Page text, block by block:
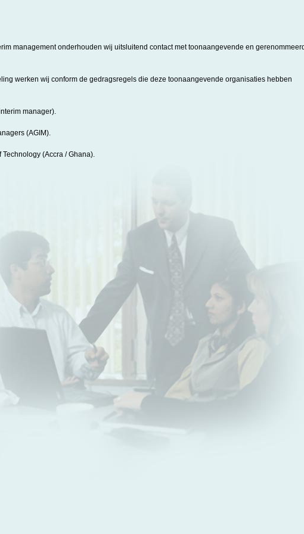
management onderhouden wij uitsluitend contact met toonaangevende en
werken wij conform de gedragsregels die deze toonaangevende organisaties hebben
manager).
(AGIM).
(Accra / Ghana).